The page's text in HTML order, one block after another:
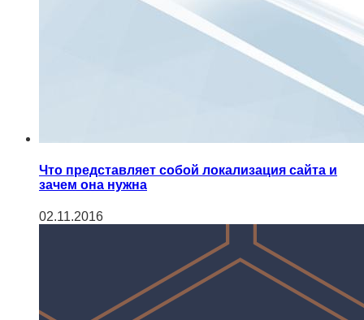
Что представляет собой локализация сайта и
зачем она нужна
02.11.2016